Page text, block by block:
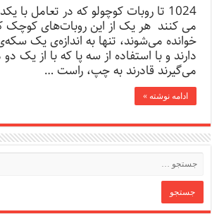
1024 تا روبات کوچولو که در تعامل با
خوانده می‌شوند، تنها به اندازه‌ی یک
دارند و با استفاده از سه پا که با از یک
می‌گیرند قادرند به چپ، راست …
ادامه نوشته »